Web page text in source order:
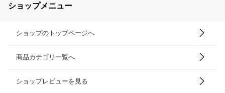
ショップメニュー
ショップのトップページへ
商品カテゴリ一覧へ
ショップレビューを見る